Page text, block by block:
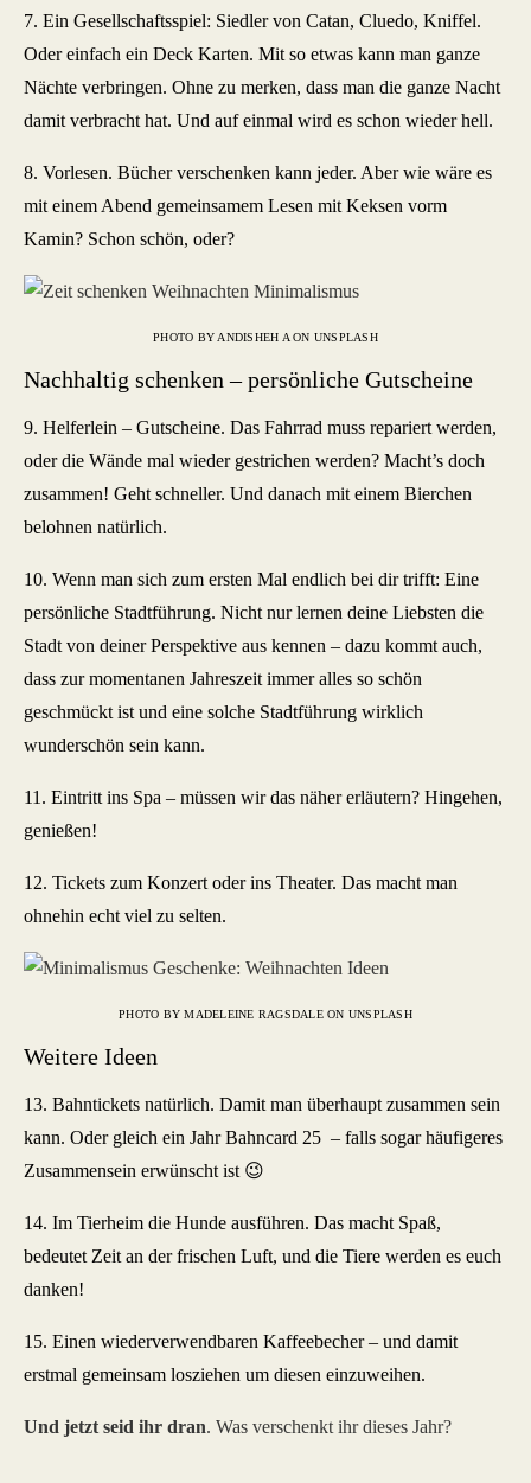
7. Ein Gesellschaftsspiel: Siedler von Catan, Cluedo, Kniffel.
Oder einfach ein Deck Karten. Mit so etwas kann man ganze
Nächte verbringen. Ohne zu merken, dass man die ganze Nacht
damit verbracht hat. Und auf einmal wird es schon wieder hell.
8. Vorlesen. Bücher verschenken kann jeder. Aber wie wäre es
mit einem Abend gemeinsamem Lesen mit Keksen vorm
Kamin? Schon schön, oder?
PHOTO BY ANDISHEH A ON UNSPLASH
Nachhaltig schenken – persönliche Gutscheine
9. Helferlein – Gutscheine. Das Fahrrad muss repariert werden,
oder die Wände mal wieder gestrichen werden? Macht’s doch
zusammen! Geht schneller. Und danach mit einem Bierchen
belohnen natürlich.
10. Wenn man sich zum ersten Mal endlich bei dir trifft: Eine
persönliche Stadtführung. Nicht nur lernen deine Liebsten die
Stadt von deiner Perspektive aus kennen – dazu kommt auch,
dass zur momentanen Jahreszeit immer alles so schön
geschmückt ist und eine solche Stadtführung wirklich
wunderschön sein kann.
11. Eintritt ins Spa – müssen wir das näher erläutern? Hingehen,
genießen!
12. Tickets zum Konzert oder ins Theater. Das macht man
ohnehin echt viel zu selten.
PHOTO BY MADELEINE RAGSDALE ON UNSPLASH
Weitere Ideen
13. Bahntickets natürlich. Damit man überhaupt zusammen sein
kann. Oder gleich ein Jahr Bahncard 25 – falls sogar häufigeres
Zusammensein erwünscht ist 😉
14. Im Tierheim die Hunde ausführen. Das macht Spaß,
bedeutet Zeit an der frischen Luft, und die Tiere werden es euch
danken!
15. Einen wiederverwendbaren Kaffeebecher – und damit
erstmal gemeinsam losziehen um diesen einzuweihen.
Und jetzt seid ihr dran. Was verschenkt ihr dieses Jahr?